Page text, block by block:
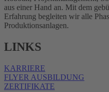
aus einer Hand an. Mit dem
Erfahrung begleiten wir alle
Produktionsanlagen.
LINKS
KARRIERE
FLYER AUSBILDUNG
ZERTIFIKATE